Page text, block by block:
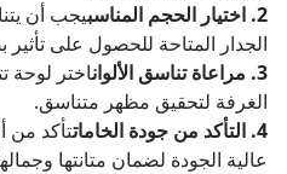
2. اختيار الحجم المناسب
يجب أن
الجدار المتاحة للحصول على
3. مراعاة تناسق الألوان
اختر لوحة
الغرفة لتحقيق مظهر متناسق.
4. التأكد من جودة الخامات
تأكد من
عالية الجودة لضمان متانتها